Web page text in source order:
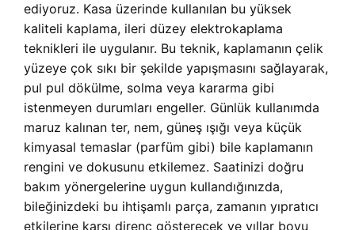
ediyoruz. Kasa üzerinde kullanılan bu yüksek
kaliteli kaplama, ileri düzey elektrokaplama
teknikleri ile uygulanır. Bu teknik, kaplamanın çelik
yüzeye çok sıkı bir şekilde yapışmasını sağlayarak,
pul pul dökülme, solma veya kararma gibi
istenmeyen durumları engeller. Günlük kullanımda
maruz kalınan ter, nem, güneş ışığı veya küçük
kimyasal temaslar (parfüm gibi) bile kaplamanın
rengini ve dokusunu etkilemez. Saatinizi doğru
bakım yönergelerine uygun kullandığınızda,
bileğinizdeki bu ihtişamlı parça, zamanın yıpratıcı
etkilerine karşı direnç gösterecek ve yıllar boyu